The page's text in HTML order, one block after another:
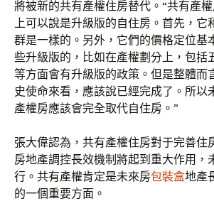
將被新的共有產權住房替代。“共有產
上可以說是升級版的自住房。首先，它
群是一樣的。另外，它們的價格定位基
些升級版的，比如在產權劃分上，包括
等方面會有升級版的政策。但是整體而
史使命來看，應該說已經完成了。所以
產權房應該會完全取代自住房。”
張大偉認為，共有產權住房對于完善住
房地產調控長效機制將起到重大作用，
行。共有產權肯定是未來房包裝盒地產
的一個重要方面。